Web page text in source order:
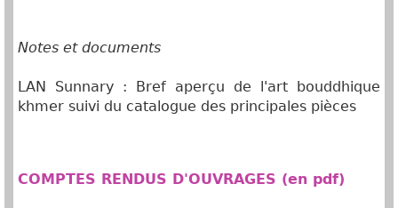
Notes et documents
LAN Sunnary : Bref aperçu de l'art bouddhique
khmer suivi du catalogue des principales pièces
COMPTES RENDUS D'OUVRAGES (en pdf)